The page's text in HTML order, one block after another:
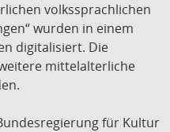
volkssprachlichen
wurden in einem
digitalisiert. Die
mittelalterliche
für Kultur